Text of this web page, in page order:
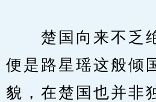
楚国向来不乏绝
便是路星瑶这般倾
貌，在楚国也并非